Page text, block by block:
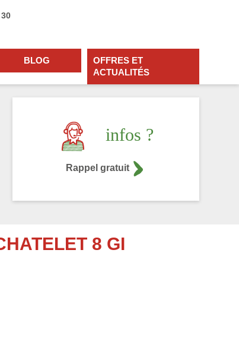
BLOG
OFFRES ET
ACTUALITÉS
infos ?
Rappel gratuit
8 GI